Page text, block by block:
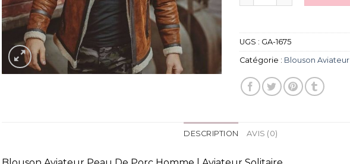
UGS : GA-1675
Catégorie : Blouson Aviateur
DESCRIPTION AVIS (0)